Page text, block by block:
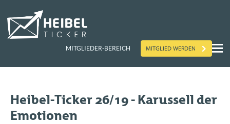
MITGLIEDER-BEREICH MITGLIED WERDEN
Heibel-Ticker 26/19 - Karussell der
Emotionen